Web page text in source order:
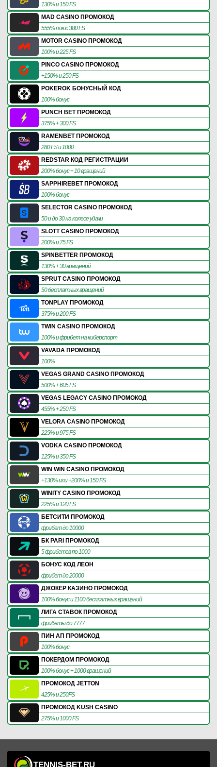
130% и 150 FS
MAD CASINO ПРОМОКОД
555% плюс 380 FS
MOTOR CASINO ПРОМОКОД
100% и 225 FS
PINCO CASINO ПРОМОКОД
+150% и 250 FS
POKEROK БОНУСНЫЙ КОД
100% бонус
PUNCH BET ПРОМОКОД
375% + 300 FS
RAMENBET ПРОМОКОД
280 FS и 1000
REDSTAR КОД РЕГИСТРАЦИИ
200% бонус + 10 вращений
SAPPHIREBET ПРОМОКОД
100% бонус
SELECTOR CASINO ПРОМОКОД
50 и до 30 на колесе удачи
SLOTT CASINO ПРОМОКОД
200% и 75 FS
SPINBETTER ПРОМОКОД
130% + 30 вращений
SPRUT CASINO ПРОМОКОД
50 бесплатных вращений
TONPLAY ПРОМОКОД
375% и 200 FS
TWIN CASINO ПРОМОКОД
100% и фрибет на киберспорт
VAVADA ПРОМОКОД
100%
VEGAS GRAND CASINO ПРОМОКОД
500% + 605 FS
VEGAS LEGACY CASINO ПРОМОКОД
455% + 250 FS
VELORA CASINO ПРОМОКОД
225% и 975 FS
VODKA CASINO ПРОМОКОД
125% и 350 FS
WIN WIN CASINO ПРОМОКОД
+130% или +200% и 150 FS
WINITY CASINO ПРОМОКОД
225% и 120 FS
БЕТСИТИ ПРОМОКОД
фрибет до 10000
БК PARI ПРОМОКОД
5 фрибетов по 1000
БОНУС КОД ЛЕОН
фрибет до 20000
ДЖОКЕР КАЗИНО ПРОМОКОД
100% бонус и 1100 бесплатных вращений
ЛИГА СТАВОК ПРОМОКОД
фрибеты до 7777
ПИН АП ПРОМОКОД
100% бонус
ПОКЕРДОМ ПРОМОКОД
100% бонус + 1000 вращений
ПРОМОКОД JETTON
425% и 250FS
ПРОМОКОД KUSH CASINO
275% и 1000 FS
TENNIS-BET.RU